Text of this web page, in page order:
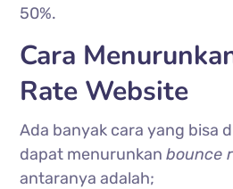
50%.
Cara
Rate Website
Ada banyak cara yang bisa
dapat menurunkanbounce
antaranya adalah;